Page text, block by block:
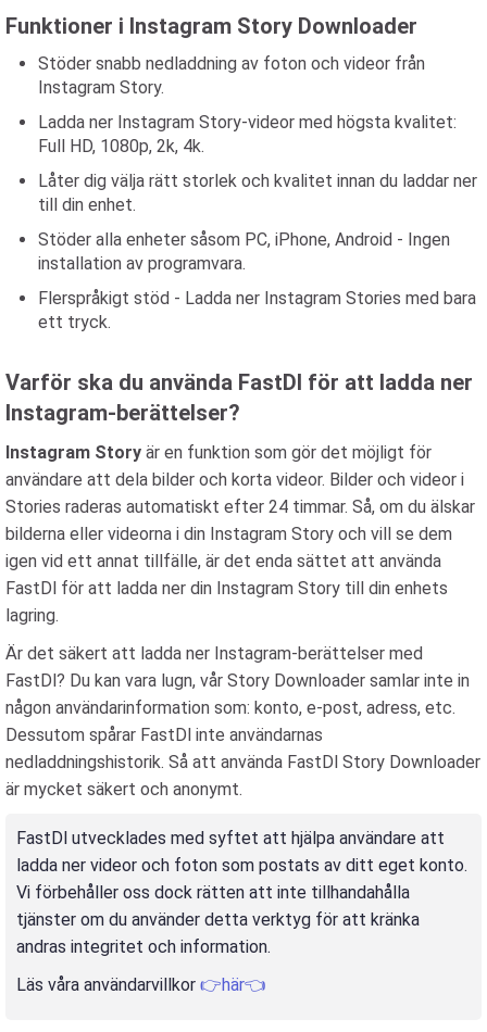
Funktioner i Instagram Story Downloader
Stöder snabb nedladdning av foton och videor från
Instagram Story.
Ladda ner Instagram Story-videor med högsta kvalitet:
Full HD, 1080p, 2k, 4k.
Låter dig välja rätt storlek och kvalitet innan du laddar ner
till din enhet.
Stöder alla enheter såsom PC, iPhone, Android - Ingen
installation av programvara.
Flerspråkigt stöd - Ladda ner Instagram Stories med bara
ett tryck.
Varför ska du använda FastDl för att ladda ner
Instagram-berättelser?
Instagram Story är en funktion som gör det möjligt för
användare att dela bilder och korta videor. Bilder och videor i
Stories raderas automatiskt efter 24 timmar. Så, om du älskar
bilderna eller videorna i din Instagram Story och vill se dem
igen vid ett annat tillfälle, är det enda sättet att använda
FastDl för att ladda ner din Instagram Story till din enhets
lagring.
Är det säkert att ladda ner Instagram-berättelser med
FastDl? Du kan vara lugn, vår Story Downloader samlar inte in
någon användarinformation som: konto, e-post, adress, etc.
Dessutom spårar FastDl inte användarnas
nedladdningshistorik. Så att använda FastDl Story Downloader
är mycket säkert och anonymt.
FastDl utvecklades med syftet att hjälpa användare att
ladda ner videor och foton som postats av ditt eget konto.
Vi förbehåller oss dock rätten att inte tillhandahålla
tjänster om du använder detta verktyg för att kränka
andras integritet och information.
Läs våra användarvillkor 👉här👈